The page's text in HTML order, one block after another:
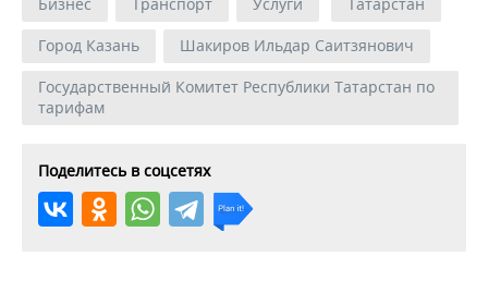
Город Казань
Шакиров Ильдар Саитзянович
Государственный Комитет Республики Татарстан по
тарифам
Поделитесь в соцсетях